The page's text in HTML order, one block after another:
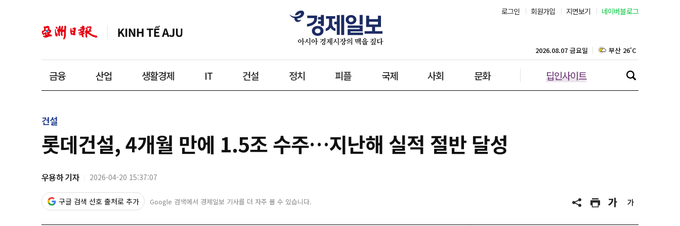
로그인 회원가입 지면보기 네이버블로그
금융 산업 생활경제 IT 건설 정치 피플 국제 사회 문화 딥인사이트
2026.08.07 금요일 대구 23˚C
인천 28˚C
제주 28˚C
건설
롯데건설, 4개월 만에 1.5조 수주…지난해 실적 절반 달성
우용하 기자 2026-04-20 15:37:07
구글 검색 선호 출처로 추가 Google 검색에서 경제일보 기사를 더 자주 볼 수 있습니다.